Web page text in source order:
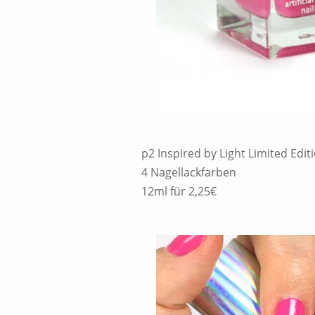
p2 Inspired by Light Limited
4 Nagellackfarben
12ml für 2,25€